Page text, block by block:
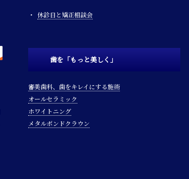
休診日と矯正相談会
歯を「もっと美しく」
審美歯科、歯をキレイにする施術
オールセラミック
ホワイトニング
メタルボンドクラウン